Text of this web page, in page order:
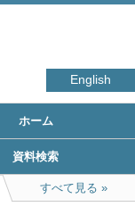
English
ホーム
資料検索
すべて見る